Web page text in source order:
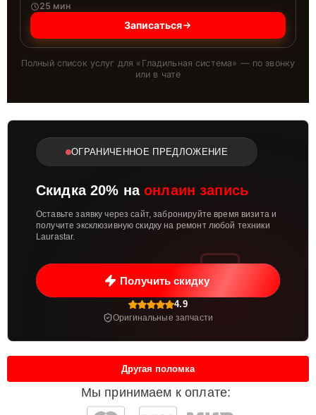
25 мин
Записаться
Полный список услуг для « Гладильная система» — по звонку
или в чате
ОГРАНИЧЕННОЕ ПРЕДЛОЖЕНИЕ
Скидка 20% наонлаин запись
Оставьте заявку через сайт, забронируйте время визита и
получите эксклюзивную скидку на ремонт любой техники
Laurastar.
Получить скидку
4.9
Оригинальные запчасти
Мы принимаем к оплате:
Другая поломка